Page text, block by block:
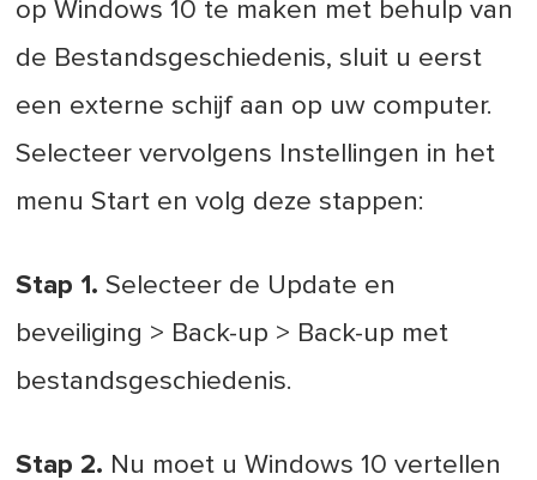
op Windows 10 te maken met behulp van
de Bestandsgeschiedenis, sluit u eerst
een externe schijf aan op uw computer.
Selecteer vervolgens Instellingen in het
menu Start en volg deze stappen:
Stap 1.Selecteer de Update en
beveiliging > Back-up > Back-up met
bestandsgeschiedenis.
Stap 2. Nu moet u Windows 10 vertellen